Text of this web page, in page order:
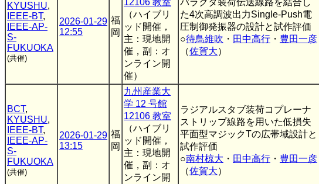
KYUSHU,
IEEE-BT,
IEEE-AP-
S-
FUKUOKA
(共催)
2026-01-29
12:55
福
岡
12106 教室
（ハイブリ
ッド開催，
主：現地開
催，副：オ
ンライン開
催）
バラクタ装荷伝送線路を結合し
た4次高調波出力Single-Push電
圧制御発振器の設計と試作評価
○待鳥維吹 ・ 田中高行 ・ 豊田一彦
（佐賀大）
BCT,
KYUSHU,
IEEE-BT,
IEEE-AP-
S-
FUKUOKA
(共催)
2026-01-29
13:15
福
岡
九州産業大
学 12 号館
12106 教室
（ハイブリ
ッド開催，
主：現地開
催，副：オ
ンライン開
ラジアルスタブ装荷コプレーナ
ストリップ線路を用いた低損失
平面型マジックTの広帯域設計と
試作評価
○南村椋大 ・ 田中高行 ・ 豊田一彦
（佐賀大）